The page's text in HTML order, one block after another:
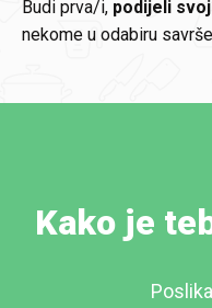
Budi prva/i, podijeli
nekome u odabiru
Kako je